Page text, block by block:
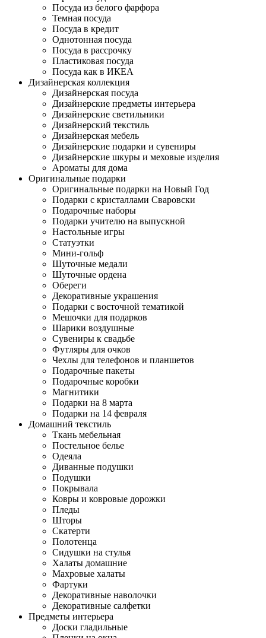
Посуда из белого фарфора
Темная посуда
Посуда в кредит
Однотонная посуда
Посуда в рассрочку
Пластиковая посуда
Посуда как в ИКЕА
Дизайнерская коллекция
Дизайнерская посуда
Дизайнерские предметы интерьера
Дизайнерские светильники
Дизайнерский текстиль
Дизайнерская мебель
Дизайнерские подарки и сувениры
Дизайнерские шкуры и меховые изделия
Ароматы для дома
Оригинальные подарки
Оригинальные подарки на Новый Год
Подарки с кристаллами Сваровски
Подарочные наборы
Подарки учителю на выпускной
Настольные игры
Статуэтки
Мини-гольф
Шуточные медали
Шуточные ордена
Обереги
Декоративные украшения
Подарки с восточной тематикой
Мешочки для подарков
Шарики воздушные
Сувениры к свадьбе
Футляры для очков
Чехлы для телефонов и планшетов
Подарочные пакеты
Подарочные коробки
Магнитики
Подарки на 8 марта
Подарки на 14 февраля
Домашний текстиль
Ткань мебельная
Постельное белье
Одеяла
Диванные подушки
Подушки
Покрывала
Ковры и ковровые дорожки
Пледы
Шторы
Скатерти
Полотенца
Сидушки на стулья
Халаты домашние
Махровые халаты
Фартуки
Декоративные наволочки
Декоративные салфетки
Предметы интерьера
Доски гладильные